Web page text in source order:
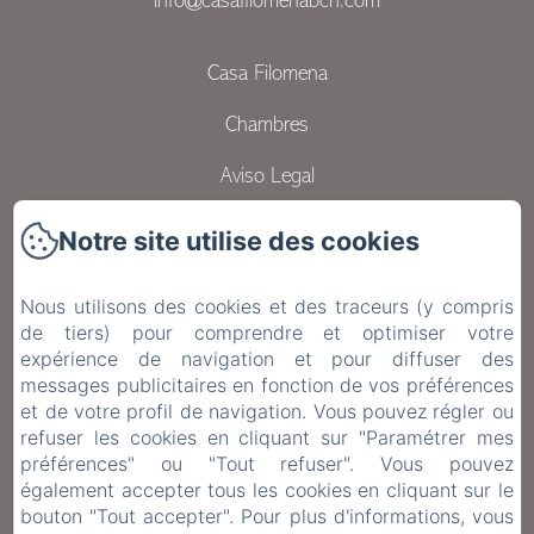
Casa Filomena
Chambres
Aviso Legal
Política de privacidad
Política de cookies
Politique de confidentialité
Informations légales
Informations sur les cookies
EN
FR ES
Notre site utilise des cookies
Nous utilisons des cookies et des traceurs (y compris
de tiers) pour comprendre et optimiser votre
expérience de navigation et pour diffuser des
messages publicitaires en fonction de vos préférences
et de votre profil de navigation. Vous pouvez régler ou
refuser les cookies en cliquant sur "Paramétrer mes
préférences" ou "Tout refuser". Vous pouvez
également accepter tous les cookies en cliquant sur le
bouton "Tout accepter". Pour plus d'informations, vous